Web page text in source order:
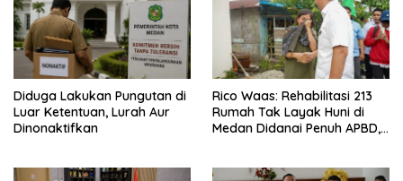
Diduga Lakukan Pungutan di
Luar Ketentuan, Lurah Aur
Dinonaktifkan
Rico Waas: Rehabilitasi 213
Rumah Tak Layak Huni di
Medan Didanai Penuh APBD,